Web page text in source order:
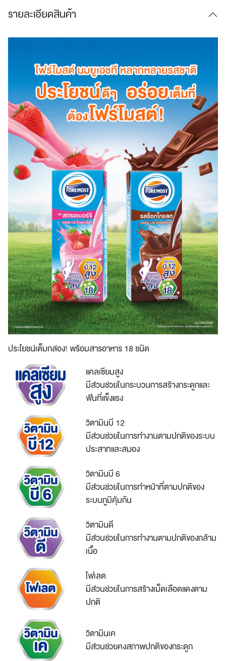
รายละเอียดสินค้า
ประโยชน์เต็มกล่อง! พร้อมสารอาหาร 18 ชนิด
แคลเซียมสูง
มีส่วนช่วยในกระบวนการสร้างกระดูกและ
ฟันที่แข็งแรง
วิตามินบี 12
มีส่วนช่วยในการทำงานตามปกติของระบบ
ประสาทและสมอง
วิตามินบี 6
มีส่วนช่วยในการทำหน้าที่ตามปกติของ
ระบบภูมิคุ้มกัน
วิตามินดี
มีส่วนช่วยในการทำงานตามปกติของกล้าม
เนื้อ
โฟเลต
มีส่วนช่วยในการสร้างเม็ดเลือดแดงตาม
ปกติ
วิตามินเค
มีส่วนช่วยคงสภาพปกติของกระดูก